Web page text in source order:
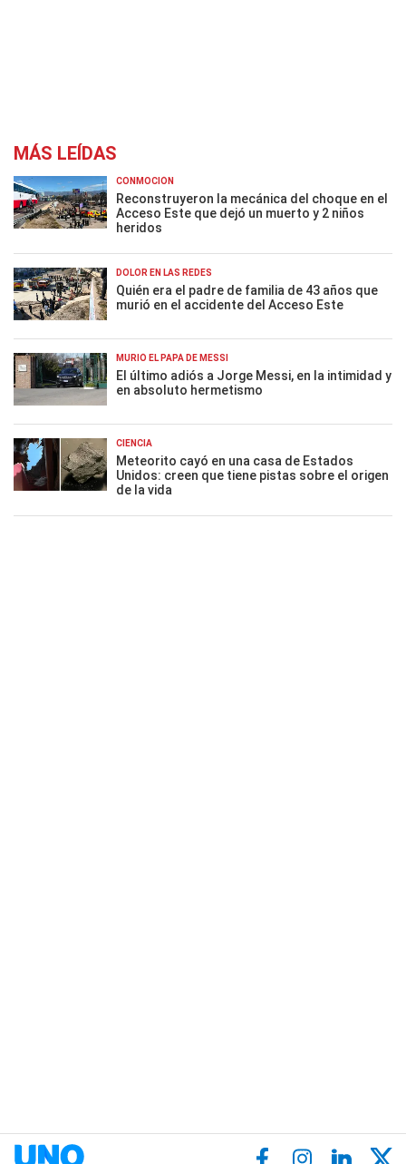
MÁS LEÍDAS
CONMOCIÓN
Reconstruyeron la mecánica del choque en el
Acceso Este que dejó un muerto y 2 niños
heridos
DOLOR EN LAS REDES
Quién era el padre de familia de 43 años que
murió en el accidente del Acceso Este
MURIÓ EL PAPÁ DE MESSI
El último adiós a Jorge Messi, en la intimidad y
en absoluto hermetismo
CIENCIA
Meteorito cayó en una casa de Estados
Unidos: creen que tiene pistas sobre el origen
de la vida